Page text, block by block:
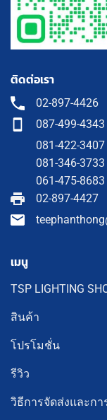
ติดต่อเรา
02-897-4426
087-499-4343
081-422-3407
081-346-3733
061-475-8683
02-897-4427
เมนู
TSP LIGHTING
สินค้า
โปรโมชั่น
รีวิว
วิธีการจัดส่งและกา